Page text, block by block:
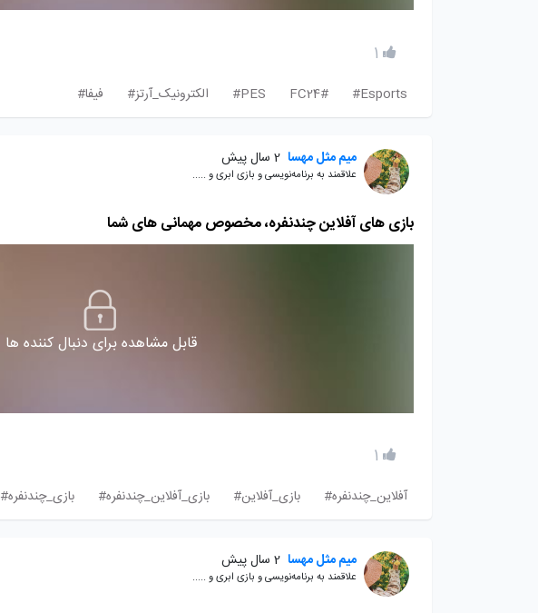
1
Esports#
FC24#
PES# الکترونیک_آرتز# فیفا#
میم مثل مهسا 2 سال پیش
علاقمند به برنامه‌نویسی و بازی ابری و .....
بازی های آفلاین چندنفره، مخصوص مهمانی های شما
قابل مشاهده برای دنبال کننده ها
1
آفلاین_چندنفره#
بازی_آفلاین# بازی_آفلاین_چندنفره# بازی_چندنفره#
میم مثل مهسا 2 سال پیش
علاقمند به برنامه‌نویسی و بازی ابری و .....